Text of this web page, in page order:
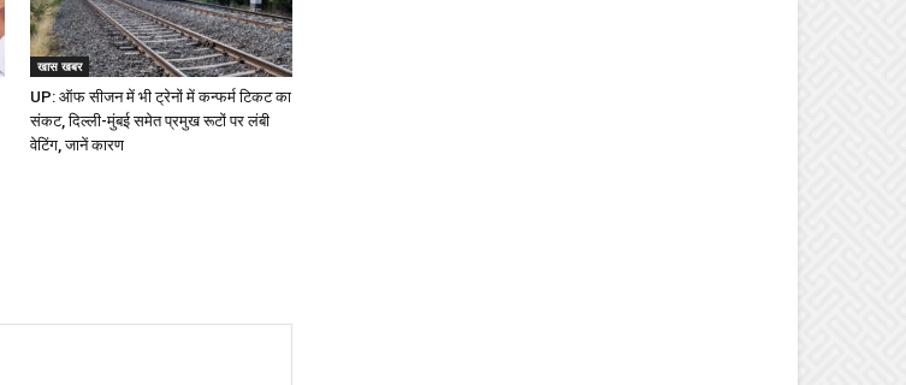
खास खबर
UP: ऑफ सीजन में भी ट्रेनों में कन्फर्म टिकट का
संकट, दिल्ली-मुंबई समेत प्रमुख रूटों पर लंबी
वेटिंग, जानें कारण